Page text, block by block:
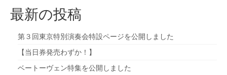
最新の投稿
第３回東京特別演奏会特設ページを公開しました
【当日券発売わずか！】
ベートーヴェン特集を公開しました